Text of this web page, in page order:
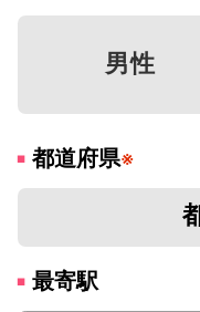
男性
都道府県※
最寄駅